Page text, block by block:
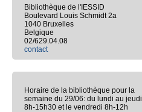
Bibliothèque de l'IESSID
Boulevard Louis Schmidt 2a
1040 Bruxelles
Belgique
02/629.04.08
contact
Horaire de la bibliothèque pour la
semaine du 29/06: du lundi au jeudi
8h-15h30 et le vendredi 8h-12h